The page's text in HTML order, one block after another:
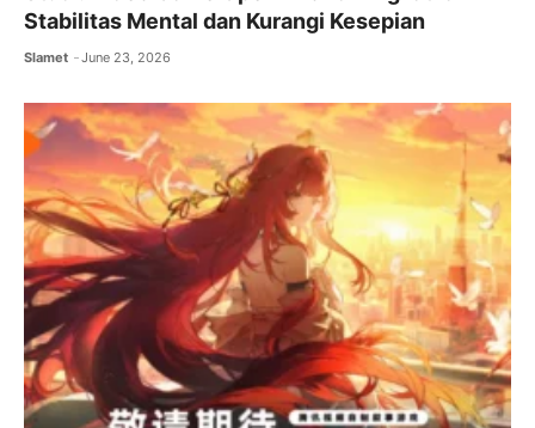
Stabilitas Mental dan Kurangi Kesepian
Slamet June 23, 2026